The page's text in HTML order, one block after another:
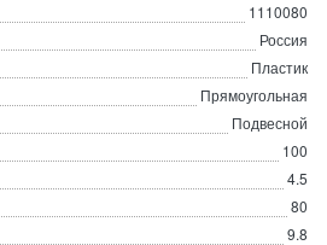
1110080
Россия
Пластик
Прямоугольная
Подвесной
100
4.5
80
9.8